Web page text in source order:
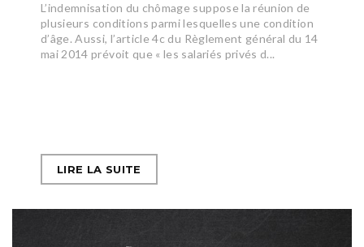
L’indemnisation du chômage suppose la réunion de
plusieurs conditions parmi lesquelles une condition
d’âge. Aussi, l’article 4c du Règlement général du 14
mai 2014 prévoit que « les salariés privés d...
LIRE LA SUITE